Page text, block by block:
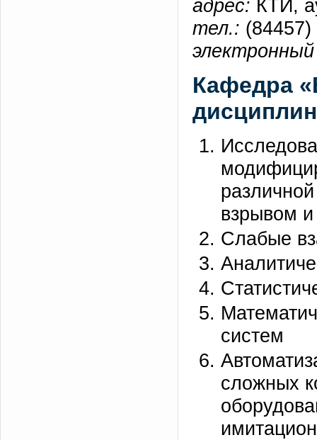
адрес: КТИ,
тел.: (84457)
Кафедра
взрывом и
Слабые
систем
сложных